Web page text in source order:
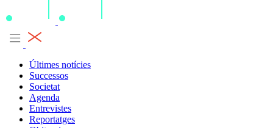
Últimes notícies
Successos
Societat
Agenda
Entrevistes
Reportatges